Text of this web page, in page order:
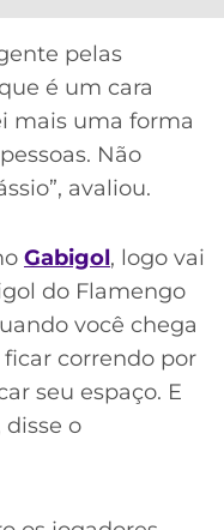
pelas
é um cara
mais uma forma
Não
avaliou.
Gabigol, logo vai
do Flamengo
você chega
correndo por
seu espaço. E
disse o